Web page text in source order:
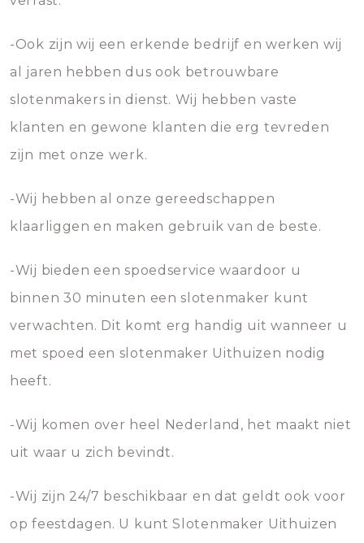
-Ook zijn wij een erkende bedrijf en werken wij
al jaren hebben dus ook betrouwbare
slotenmakers in dienst. Wij hebben vaste
klanten en gewone klanten die erg tevreden
zijn met onze werk.
-Wij hebben al onze gereedschappen
klaarliggen en maken gebruik van de beste.
-Wij bieden een spoedservice waardoor u
binnen 30 minuten een slotenmaker kunt
verwachten. Dit komt erg handig uit wanneer u
met spoed een slotenmaker Uithuizen nodig
heeft.
-Wij komen over heel Nederland, het maakt niet
uit waar u zich bevindt.
-Wij zijn 24/7 beschikbaar en dat geldt ook voor
op feestdagen. U kunt Slotenmaker Uithuizen